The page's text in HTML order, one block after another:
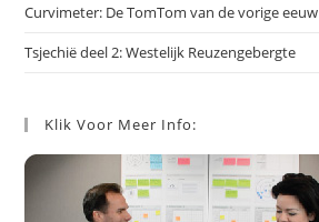
Curvimeter: De TomTom van de vorige eeuw
Tsjechië deel 2: Westelijk Reuzengebergte
Klik Voor Meer Info: